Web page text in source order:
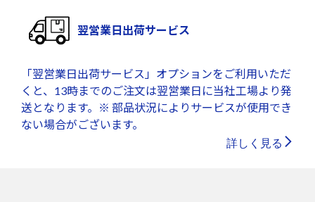
翌営業日出荷サービス
「翌営業日出荷サービス」オプションをご利用いただ
くと、13時までのご注文は翌営業日に当社工場より発
送となります。※ 部品状況によりサービスが使用でき
ない場合がございます。
詳しく見る